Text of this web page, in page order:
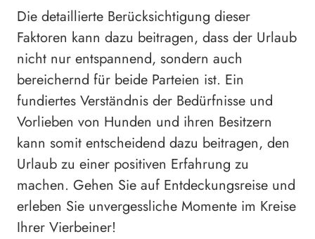
Die detaillierte Berücksichtigung dieser
Faktoren kann dazu beitragen, dass der Urlaub
nicht nur entspannend, sondern auch
bereichernd für beide Parteien ist. Ein
fundiertes Verständnis der Bedürfnisse und
Vorlieben von Hunden und ihren Besitzern
kann somit entscheidend dazu beitragen, den
Urlaub zu einer positiven Erfahrung zu
machen. Gehen Sie auf Entdeckungsreise und
erleben Sie unvergessliche Momente im Kreise
Ihrer Vierbeiner!